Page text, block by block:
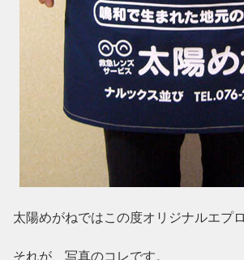
太陽めがねではこの度オリジナルエプ
それが、写真のコレです。